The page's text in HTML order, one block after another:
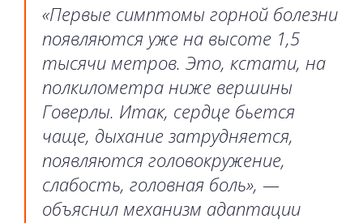
«Первые симптомы горной болезни
появляются уже на высоте 1,5
тысячи метров. Это, кстати, на
полкилометра ниже вершины
Говерлы. Итак, сердце бьется
чаще, дыхание затрудняется,
появляются головокружение,
слабость, головная боль», —
объяснил механизм адаптации